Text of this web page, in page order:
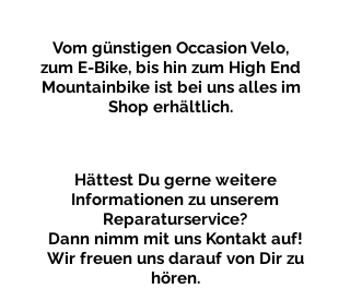
Vom günstigen Occasion Velo,
zum E-Bike, bis hin zum High End
Mountainbike ist bei uns alles im
Shop erhältlich.
Hättest Du gerne weitere
Informationen zu unserem
Reparaturservice?
Dann nimm mit uns Kontakt auf!
Wir freuen uns darauf von Dir zu
hören.